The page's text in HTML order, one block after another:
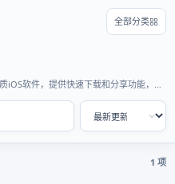
全部分类
iOS软件，提供快速下载和分享功能，适
1 项